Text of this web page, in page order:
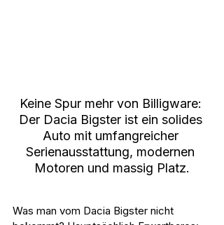
Keine Spur mehr von Billigware:
Der Dacia Bigster ist ein solides
Auto mit umfangreicher
Serienausstattung, modernen
Motoren und massig Platz.
Was man vom Dacia Bigster nicht